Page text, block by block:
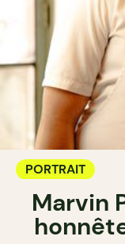
PORTRAIT
Marvin